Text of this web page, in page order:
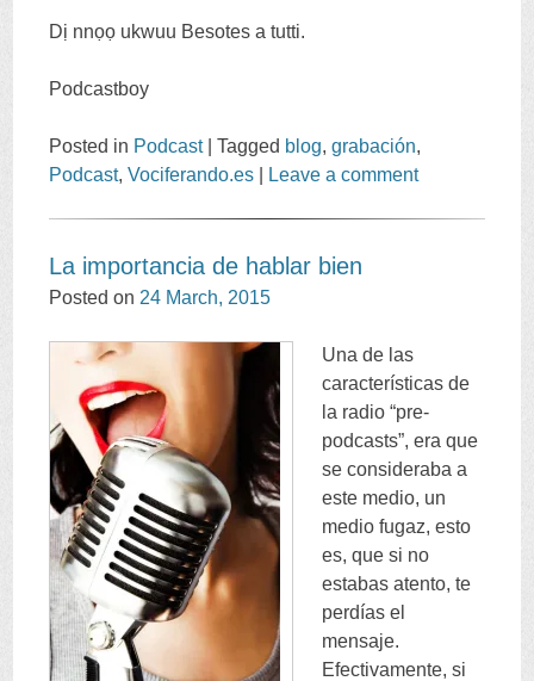
Dị nnọọ ukwuu Besotes a tutti.
Podcastboy
Posted in Podcast |Tagged blog,grabación,
Podcast,Vociferando.es Leave a comment
La importancia de hablar bien
Posted on 24 March, 2015
Una de las
características de
la radio “pre-
podcasts”,era que
se consideraba a
este medio, un
medio fugaz,esto
es,que si no
estabas atento,te
perdías el
mensaje.
Efectivamente,si